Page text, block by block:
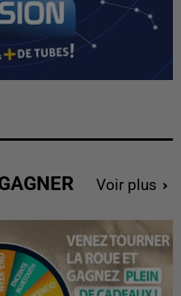
Voir plus